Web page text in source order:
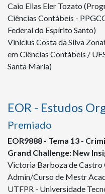
Caio Elias Eler Tozato
Ciências Contábeis -
Federal do Espírito Santo)
Vinícius Costa da Silva
em Ciências Contábeis /
Santa Maria)
EOR - Estudos
Premiado
EOR9888 - Tema 13 -
Grand Challenge: New
Victoria Barboza de Castro
Admin/Curso de Mestr
UTFPR - Universidade